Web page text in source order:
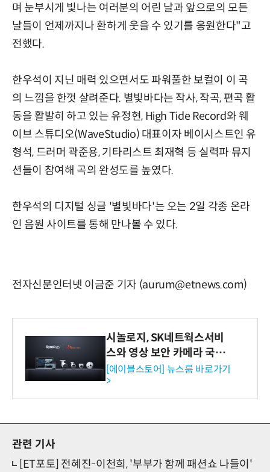
며 눈부시게 빛나는 여러분의 어린 날과 앞으로의 모든
날들이 언제까지나 환하게 웃을 수 있기를 응원한다"고
전했다.
한우석이 지닌 매력 있으면서도 파워풀한 보컬이 이 곡
의 느낌을 한껏 살려준다. 별빛바다는 작사, 작곡, 편곡 활
동을 활발히 하고 있는 유정현, High Tide Record와 웨
이브 스튜디오(WaveStudio) 대표이자 베이시스트인 유
형석, 드러머 곽준용, 기타리스트 최재혁 등 실력파 뮤지
션들이 참여해 곡의 완성도를 높였다.
한우석의 디지털 싱글 '별빛바다'는 오는 2일 각종 온라
인 음원 사이트를 통해 만나볼 수 있다.
전자신문인터넷 이금준 기자 (aurum@etnews.com)
시놀로지, SK네트웍스서비
스와 영상 보안 카메라 국내
독점 판매 파트너십 체결
[에이블스토어] 뉴스룸 바로가기
>
관련 기사
[ET포토] 전혜진-이천희, '부부가 함께 패션쇼 나들이'